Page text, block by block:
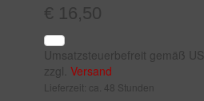
€ 16,50
Umsatzsteuerbefreit gemäß
zzgl. Versand
Lieferzeit: ca. 48 Stunden